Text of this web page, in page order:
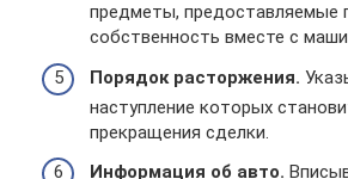
предметы, предоставляемые
собственность вместе с
Порядок расторжения.
наступление которых
прекращения сделки.
Информация об авто.